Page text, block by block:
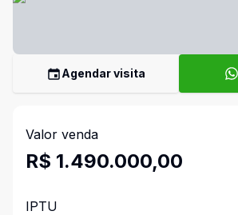
Agendar visita
Valor venda
R$ 1.490.000,00
IPTU